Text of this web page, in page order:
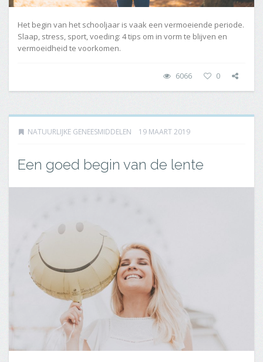
Het begin van het schooljaar is vaak een vermoeiende periode.
Slaap, stress, sport, voeding: 4 tips om in vorm te blijven en
vermoeidheid te voorkomen.
6066 0
NATUURLIJKE GENEESMIDDELEN 19 MAART 2019
Een goed begin van de lente